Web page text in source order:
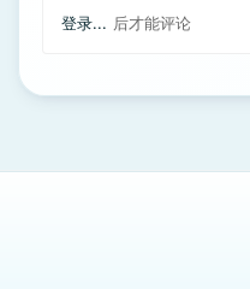
登录... 后才能评论